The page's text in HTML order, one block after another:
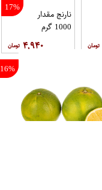
17%
نارنج مقدار
1000 گرم
۴,۹۴۰
16%